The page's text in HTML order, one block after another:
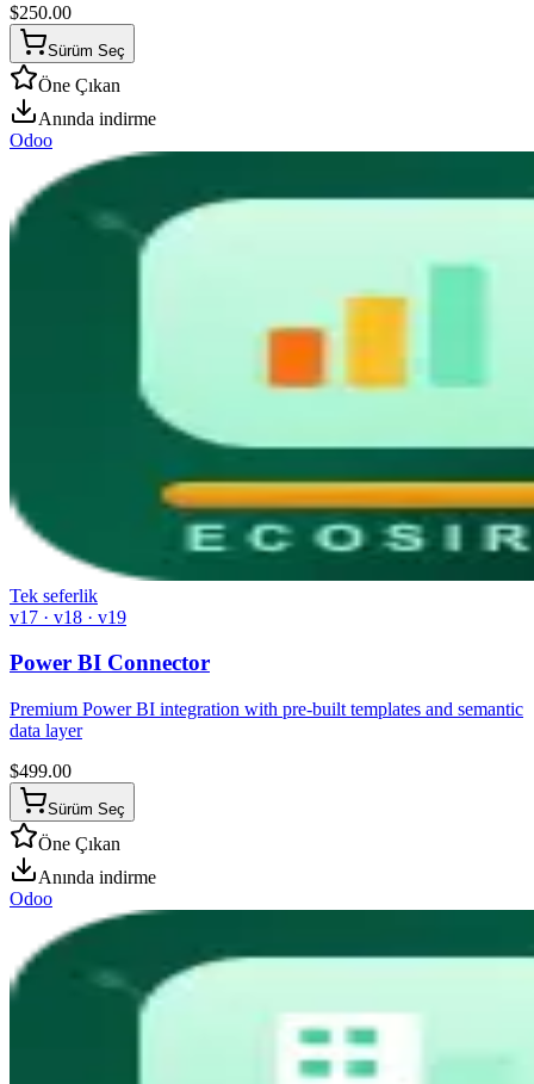
$250.00
Sürüm Seç
Öne Çıkan
Anında indirme
Odoo
Tek seferlik
v17 · v18 · v19
Power BI Connector
Premium Power BI integration with pre-built templates and semantic
data layer
$499.00
Sürüm Seç
Öne Çıkan
Anında indirme
Odoo